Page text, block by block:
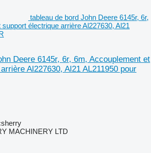
tableau de bord John Deere 6145r, 6r,
électrique arrière Al227630, Al21
Deere 6145r, 6r, 6m, Accouplement et
Al227630, Al21 AL211950 pour
MACHINERY LTD